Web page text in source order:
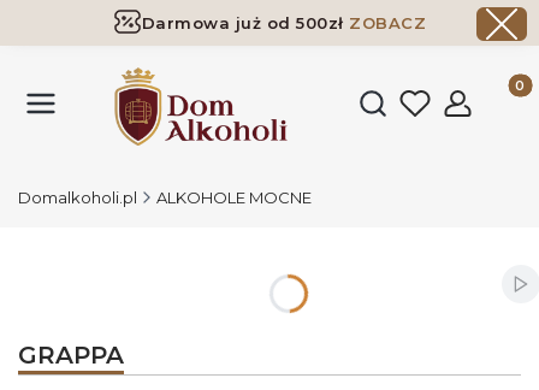
Darmowa już od 500zł ZOBACZ
Otwórz
Domalkoholi.pl ALKOHOLE MOCNE
GRAPPA